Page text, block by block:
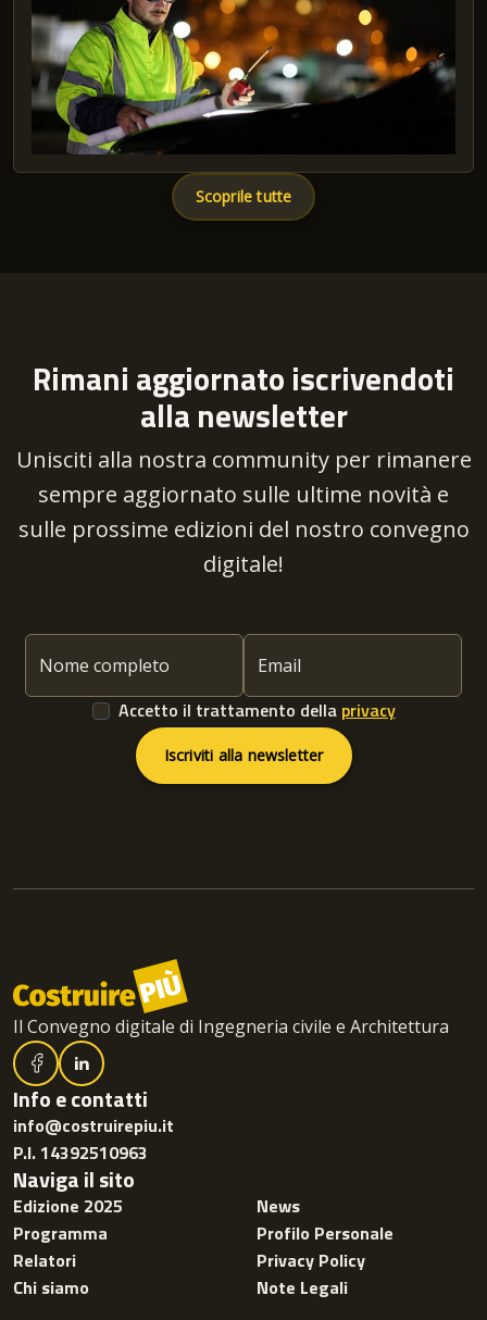
Scoprile tutte
Rimani aggiornato iscrivendoti
alla newsletter
Unisciti alla nostra community per rimanere
sempre aggiornato sulle ultime novità e
sulle prossime edizioni del nostro convegno
digitale!
Nome completo Email
Accetto il trattamento della privacy
Iscriviti alla newsletter
Il Convegno digitale di Ingegneria civile e Architettura
Info e contatti
info@costruirepiu.it
P.I. 14392510963
Naviga il sito
Edizione 2025
Programma
Relatori
Chi siamo
News
Profilo Personale
Privacy Policy
Note Legali